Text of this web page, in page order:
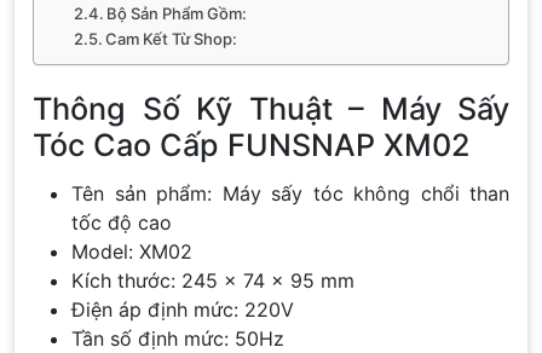
Bộ Sản Phẩm Gồm:
Cam Kết Từ Shop:
Thông Số Kỹ Thuật – Máy Sấy
Tóc Cao Cấp FUNSNAP XM02
Tên sản phẩm: Máy sấy tóc không chổi than
tốc độ cao
Model: XM02
Kích thước: 245 x 74 x 95 mm
Điện áp định mức: 220V
Tần số định mức: 50Hz